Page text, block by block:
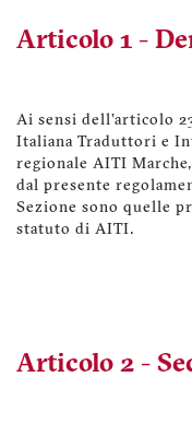
Articolo 1 -
Ai sensi dell'articolo
Italiana Traduttori e
regionale AITI
dal presente
Sezione sono quelle
statuto di AITI.
Articolo 2 -